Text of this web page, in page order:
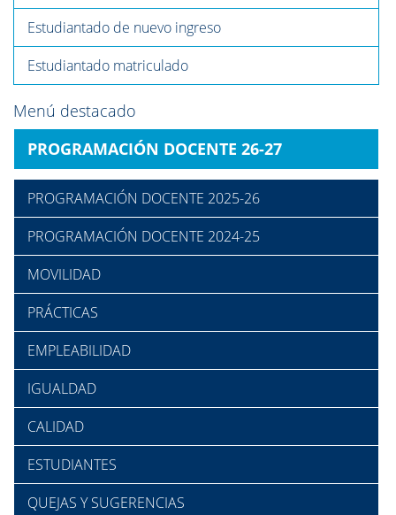
Estudiantado de nuevo ingreso
Estudiantado matriculado
Menú destacado
PROGRAMACIÓN DOCENTE 26-27
PROGRAMACIÓN DOCENTE 2025-26
PROGRAMACIÓN DOCENTE 2024-25
MOVILIDAD
PRÁCTICAS
EMPLEABILIDAD
IGUALDAD
CALIDAD
ESTUDIANTES
QUEJAS Y SUGERENCIAS